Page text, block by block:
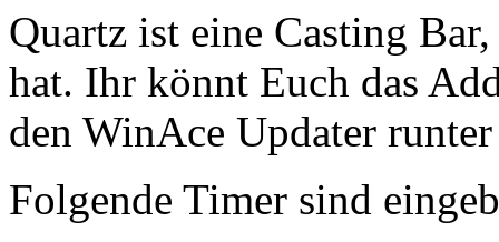
Quartz ist eine Casting
hat. Ihr könnt Euch das
den WinAce Updater
Folgende Timer sind